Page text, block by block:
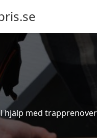
med